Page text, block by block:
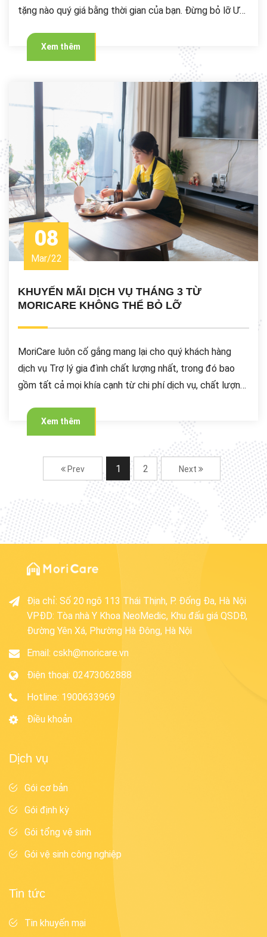
tặng nào quý giá bằng thời gian của bạn. Đừng bỏ lỡ ƯU
MoriCare để tìm cho mình khoảng thời gian nghỉ ngơi
sau những ngày làm việc bận rộn ở nhà nhé!
Xem thêm
08
Mar/22
KHUYẾN MÃI DỊCH VỤ THÁNG 3 TỪ
MORICARE KHÔNG THỂ BỎ LỠ
MoriCare luôn cố gắng mang lại cho quý khách hàng
dịch vụ Trợ lý gia đình chất lượng nhất, trong đó bao
gồm tất cả mọi khía cạnh từ chi phí dịch vụ, chất lượng
Xem thêm
Prev 1 2 Next
Địa chỉ: Số 20 ngõ 113 Thái Thịnh, P. Đống Đa, Hà Nội
VPĐD: Tòa nhà Y Khoa NeoMedic, Khu đấu giá QSDĐ,
Đường Yên Xá, Phường Hà Đông, Hà Nội
Email: cskh@moricare.vn
Điện thoại: 02473062888
Hotline: 1900633969
Điều khoản
Dịch vụ
Gói cơ bản
Gói định kỳ
Gói tổng vệ sinh
Gói vệ sinh công nghiệp
Tin tức
Tin khuyến mại